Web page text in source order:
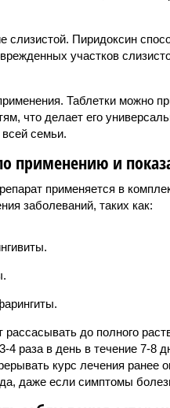
слизистой. Пиридоксин
участков
Таблетки можно
что делает его
семьи.
применению и
применяется в
заболеваний, таких как:
рассасывать до полного
4 раза в день в течение 7-8
курс лечения ранее
даже если симптомы